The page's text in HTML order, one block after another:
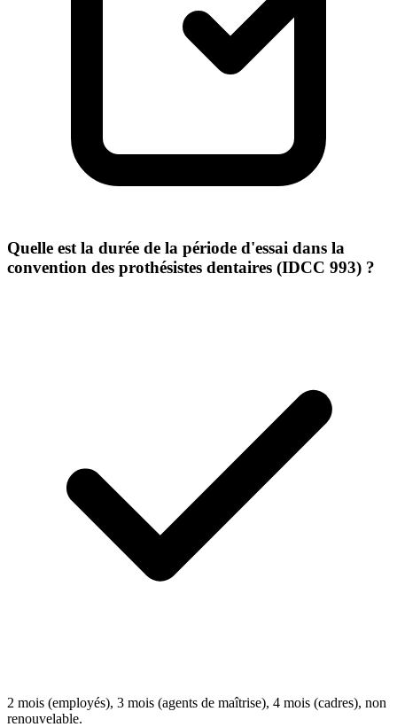
Quelle est la durée de la période d'essai dans la
convention des prothésistes dentaires (IDCC 993) ?
2 mois (employés), 3 mois (agents de maîtrise), 4 mois (cadres), non
renouvelable.